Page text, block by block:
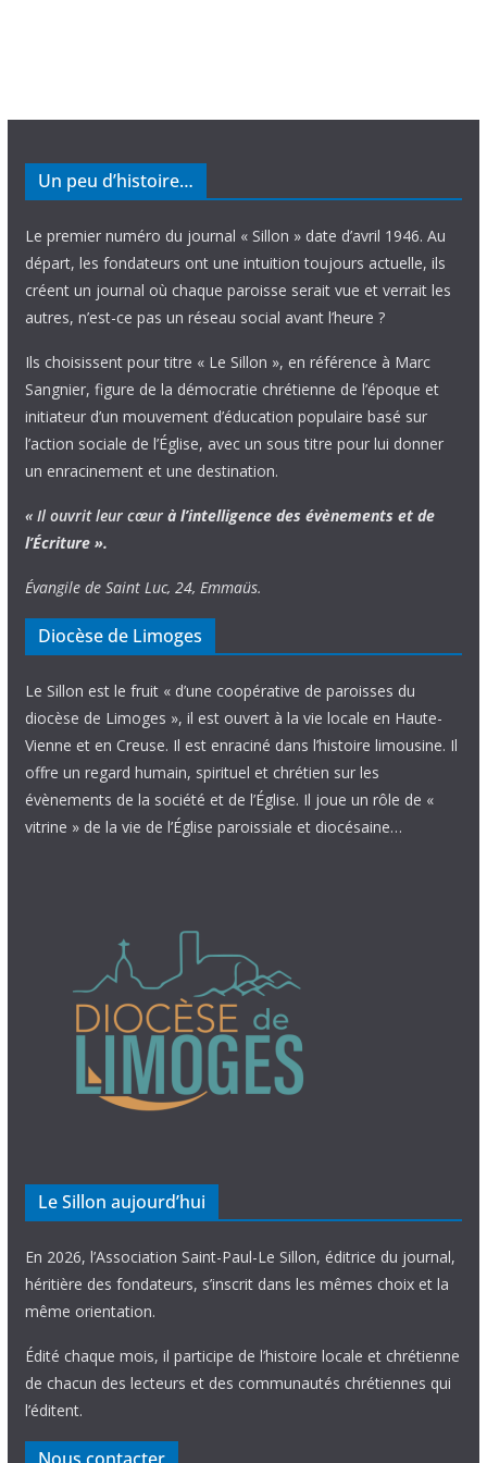
Un peu d’histoire…
Le premier numéro du journal « Sillon » date d’avril 1946. Au
départ, les fondateurs ont une intuition toujours actuelle, ils
créent un journal où chaque paroisse serait vue et verrait les
autres, n’est-ce pas un réseau social avant l’heure ?
Ils choisissent pour titre « Le Sillon », en référence à Marc
Sangnier, figure de la démocratie chrétienne de l’époque et
initiateur d’un mouvement d’éducation populaire basé sur
l’action sociale de l’Église, avec un sous titre pour lui donner
un enracinement et une destination.
« Il ouvrit leur cœur à l’intelligence des évènements et de
l’Écriture ».
Évangile de Saint Luc, 24, Emmaüs.
Diocèse de Limoges
Le Sillon est le fruit « d’une coopérative de paroisses du
diocèse de Limoges », il est ouvert à la vie locale en Haute-
Vienne et en Creuse. Il est enraciné dans l’histoire limousine. Il
offre un regard humain, spirituel et chrétien sur les
évènements de la société et de l’Église. Il joue un rôle de «
vitrine » de la vie de l’Église paroissiale et diocésaine…
Le Sillon aujourd’hui
En 2026, l’Association Saint-Paul-Le Sillon, éditrice du journal,
héritière des fondateurs, s’inscrit dans les mêmes choix et la
même orientation.
Édité chaque mois, il participe de l’histoire locale et chrétienne
de chacun des lecteurs et des communautés chrétiennes qui
l’éditent.